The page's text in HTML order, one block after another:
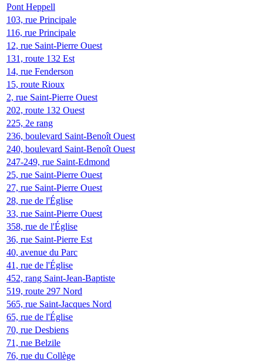
Pont Heppell
103, rue Principale
116, rue Principale
12, rue Saint-Pierre Ouest
131, route 132 Est
14, rue Fenderson
15, route Rioux
2, rue Saint-Pierre Ouest
202, route 132 Ouest
225, 2e rang
236, boulevard Saint-Benoît Ouest
240, boulevard Saint-Benoît Ouest
247-249, rue Saint-Edmond
25, rue Saint-Pierre Ouest
27, rue Saint-Pierre Ouest
28, rue de l'Église
33, rue Saint-Pierre Ouest
358, rue de l'Église
36, rue Saint-Pierre Est
40, avenue du Parc
41, rue de l'Église
452, rang Saint-Jean-Baptiste
519, route 297 Nord
565, rue Saint-Jacques Nord
65, rue de l'Église
70, rue Desbiens
71, rue Belzile
76, rue du Collège